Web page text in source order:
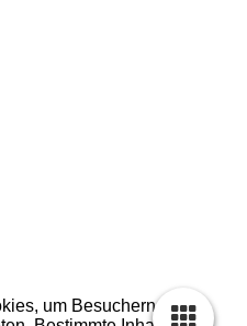
um Besuchern ein